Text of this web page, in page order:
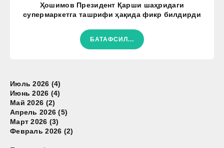
Ҳошимов Президент Қарши шаҳридаги
супермаркетга ташрифи ҳақида фикр билдирди
БАТАФСИЛ...
Июль 2026 (4)
Июнь 2026 (4)
Май 2026 (2)
Апрель 2026 (5)
Март 2026 (3)
Февраль 2026 (2)